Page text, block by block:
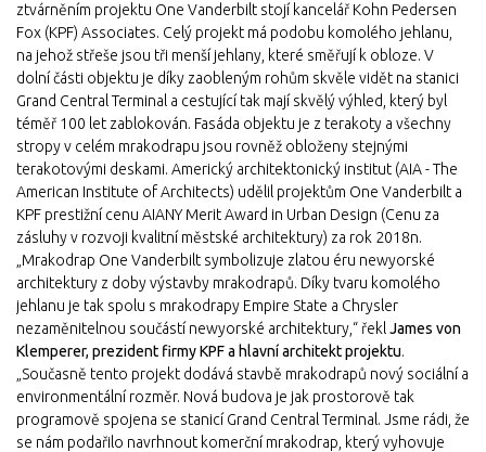
ztvárněním projektu One Vanderbilt stojí kancelář Kohn Pedersen
Fox (KPF) Associates. Celý projekt má podobu komolého jehlanu,
na jehož střeše jsou tři menší jehlany, které směřují k obloze. V
dolní části objektu je díky zaobleným rohům skvěle vidět na stanici
Grand Central Terminal a cestující tak mají skvělý výhled, který byl
téměř 100 let zablokován. Fasáda objektu je z terakoty a všechny
stropy v celém mrakodrapu jsou rovněž obloženy stejnými
terakotovými deskami. Americký architektonický institut (AIA - The
American Institute of Architects) udělil projektům One Vanderbilt a
KPF prestižní cenu AIANY Merit Award in Urban Design (Cenu za
zásluhy v rozvoji kvalitní městské architektury) za rok 2018n.
„Mrakodrap One Vanderbilt symbolizuje zlatou éru newyorské
architektury z doby výstavby mrakodrapů. Díky tvaru komolého
jehlanu je tak spolu s mrakodrapy Empire State a Chrysler
nezaměnitelnou součástí newyorské architektury,“ řeklJames von
Klemperer, prezident firmy KPF a hlavní architekt projektu.
„Současně tento projekt dodává stavbě mrakodrapů nový sociální a
environmentální rozměr. Nová budova je jak prostorově tak
programově spojena se stanicí Grand Central Terminal. Jsme rádi, že
se nám podařilo navrhnout komerční mrakodrap, který vyhovuje